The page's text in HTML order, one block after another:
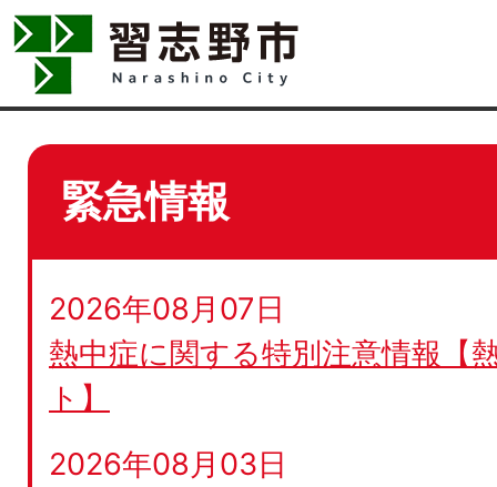
緊急情報
2026年08月07日
熱中症に関する特別注意情報【
ト】
2026年08月03日